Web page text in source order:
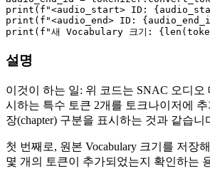
print ( f"<audio_start> ID:
print ( f"<audio_end> ID:
print ( f"새 Vocabulary 크기: {len
설명
이것이 하는 일: 위 코드는 SNAC 오디오
시하는 특수 토큰 2개를 토크나이저에 추
장(chapter) 구분을 표시하는 것과 같습니
첫 번째로, 원본 Vocabulary 크기를 저장
몇 개의 토큰이 추가되었는지 확인하는